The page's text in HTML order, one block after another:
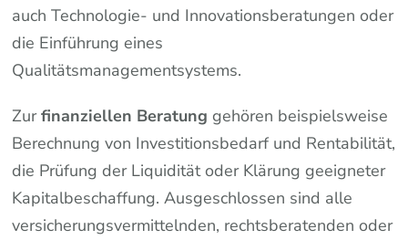
auch Technologie- und Innovationsberatungen oder
die Einführung eines
Qualitätsmanagementsystems.
Zurfinanziellen Beratunggehören beispielsweise
Berechnung von Investitionsbedarf und Rentabilität,
die Prüfung der Liquidität oder Klärung geeigneter
Kapitalbeschaffung. Ausgeschlossen sind alle
versicherungsvermittelnden, rechtsberatenden oder